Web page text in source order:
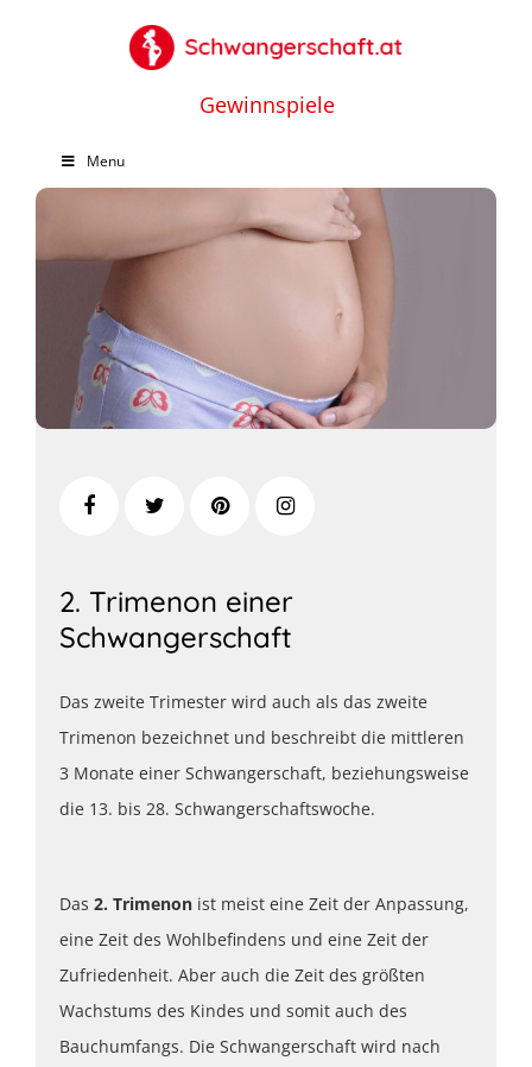
Gewinnspiele
Menu
2. Trimenon einer
Schwangerschaft
Das zweite Trimester wird auch als das zweite
Trimenon bezeichnet und beschreibt die mittleren
3 Monate einer Schwangerschaft, beziehungsweise
die 13. bis 28. Schwangerschaftswoche.
Das 2. Trimenon ist meist eine Zeit der Anpassung,
eine Zeit des Wohlbefindens und eine Zeit der
Zufriedenheit. Aber auch die Zeit des größten
Wachstums des Kindes und somit auch des
Bauchumfangs. Die Schwangerschaft wird nach